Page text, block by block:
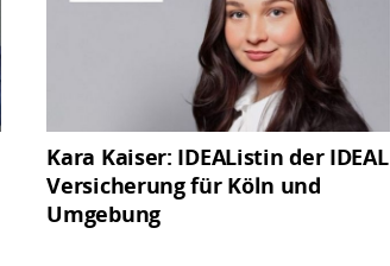
Kara Kaiser: IDEAListin der IDEAL
Versicherung für Köln und
Umgebung